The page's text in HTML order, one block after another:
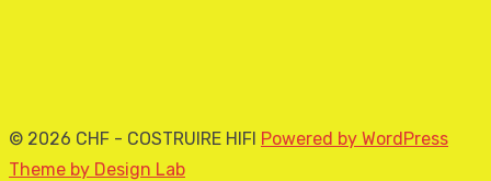
© 2026 CHF - COSTRUIRE HIFI Powered by WordPress
Theme by Design Lab